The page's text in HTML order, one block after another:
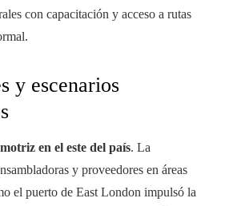
con capacitación y acceso a rutas
y escenarios
en el este del país. La
y proveedores en áreas
el puerto de East London impulsó la